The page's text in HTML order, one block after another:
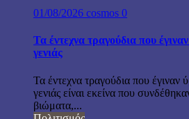
01/08/2026 cosmos 0
Τα έντεχνα τραγούδια που
γενιάς
Τα έντεχνα τραγούδια που έγιναν
γενιάς είναι εκείνα που
βιώματα,...